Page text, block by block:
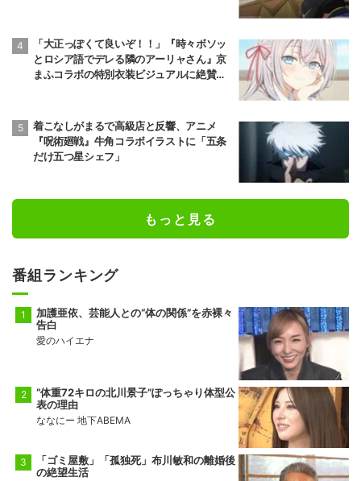
「大正っぽくて良いぞ！！」『時々ボソッ
とロシア語でデレる隣のアーリャさん』京
まふコラボの特別衣装ビジュアルに絶賛の
着こなしがまるで高級店と反響、アニメ
『呪術廻戦』牛角コラボイラストに「五条
だけ五つ星シェフ」
もっと見る
番組ランキング
加護亜依、芸能人との“体の関係”を赤裸々
告白
愛のハイエナ
“体重72キロの北川景子”ぽっちゃり体型公
表の理由
ななにー 地下ABEMA
「ゴミ屋敷」「孤独死」布川敏和の離婚後
の絶望生活